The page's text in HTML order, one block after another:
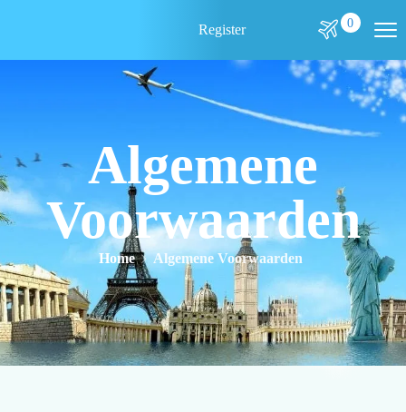
Register 0
Algemene
Voorwaarden
Home Algemene Voorwaarden